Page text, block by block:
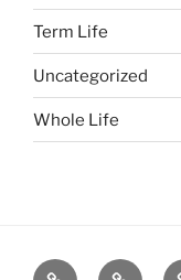
Term Life
Uncategorized
Whole Life
Proteksi